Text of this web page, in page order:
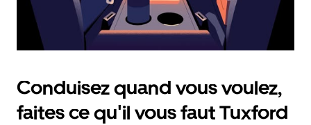
calendrier.
Conduisez quand vous voulez,
faites ce qu'il vous faut Tuxford